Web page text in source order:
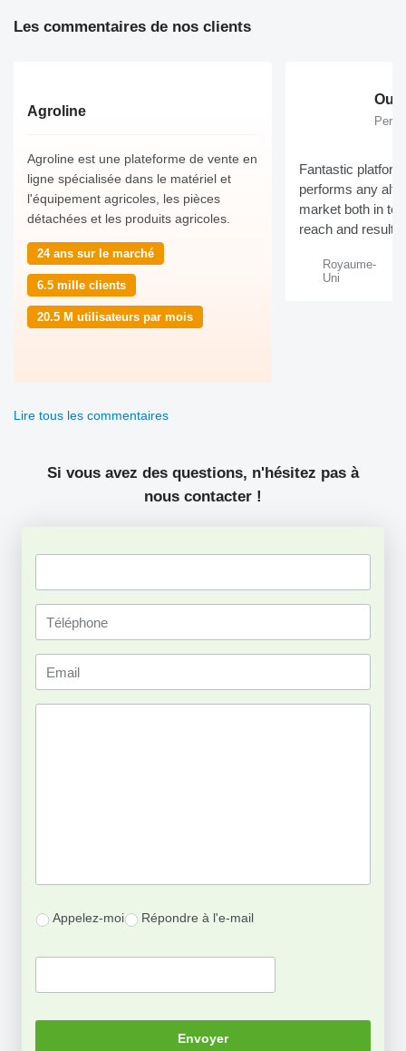
Les commentaires de nos clients
Lire tous les commentaires
Agroline
Agroline est une plateforme de vente en
ligne spécialisée dans le matériel et
l'équipement agricoles, les pièces
détachées et les produits agricoles.
24 ans sur le marché
6.5 mille clients
20.5 M utilisateurs par mois
Fantastic
performs any
market both in
reach and results
Royaume-
Uni
Si vous avez des questions, n'hésitez pas à
nous contacter !
Appelez-moi Répondre à l'e-mail